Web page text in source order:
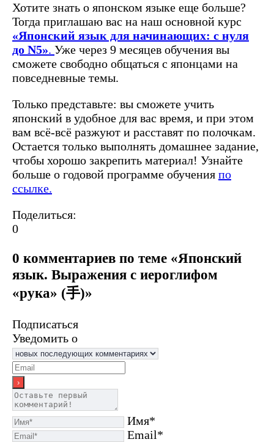
Хотите знать о японском языке еще больше?
Тогда приглашаю вас на наш основной курс
«Японский язык для начинающих: с нуля
до N5». Уже через 9 месяцев обучения вы
сможете свободно общаться с японцами на
повседневные темы.
Только представьте: вы сможете учить
японский в удобное для вас время, и при этом
вам всё-всё разжуют и расставят по полочкам.
Остается только выполнять домашнее задание,
чтобы хорошо закрепить материал! Узнайте
больше о годовой программе обучения по
ссылке.
Поделиться:
0
0 комментариев по теме «Японский
язык. Выражения с иероглифом
«рука» (手)»
Подписаться
Уведомить о
Имя*
Email*